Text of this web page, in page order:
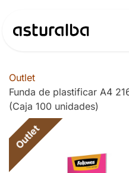
Outlet
Funda de plastificar A4
(Caja 100 unidades)
Outlet